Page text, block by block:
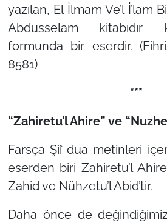
yazılan, El İlmam Ve’l İ’lam
Abdusselam kitabıdır
formunda bir eserdir.
8581)
***
“Zahiretu’l Ahire” ve
Farsça Şiî dua metinleri
eserden biri Zahiretu’l
Zahid ve Nühzetu’l Abid’tir.
Daha önce de